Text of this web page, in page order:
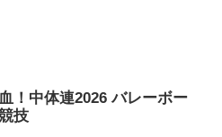
！中体連2026 バレーボー
技